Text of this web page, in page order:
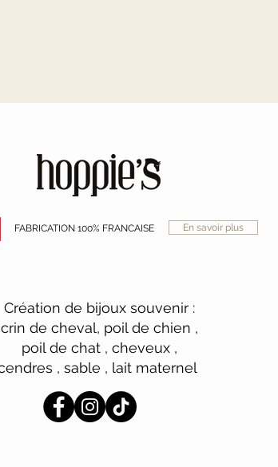
FABRICATION 100% FRANCAISE En savoir plus
Création de bijoux souvenir :
crin de cheval, poil de chien ,
poil de chat , cheveux ,
, sable , lait maternel